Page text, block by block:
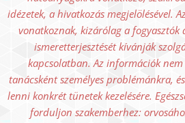
idézetek, a hivatkozás megjelölésével.
vonatkoznak, kizárólag a fogyasztók
ismeretterjesztését kívánják
kapcsolatban. Az információk
tanácsként személyes problémánkra,
lenni konkrét tünetek kezelésére.
forduljon szakemberhez: